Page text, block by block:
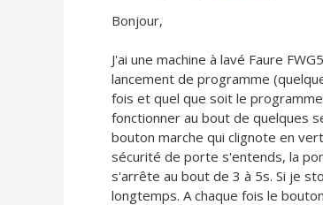
Bonjour,
J'ai une machine à lavé Faure
lancement de programme
fois et quel que soit le
fonctionner au bout de quelques
bouton marche qui clignote en
sécurité de porte s'entends, la
s'arrête au bout de 3 à 5s. Si je
longtemps. A chaque fois le